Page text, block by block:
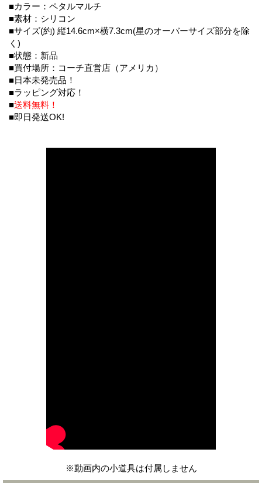
■カラー：ペタルマルチ
■素材：シリコン
■サイズ(約) 縦14.6cm×横7.3cm(星のオーバーサイズ部分を除
く)
■状態：新品
■買付場所：コーチ直営店（アメリカ）
■日本未発売品！
■ラッピング対応！
■送料無料！
■即日発送OK!
※動画内の小道具は付属しません